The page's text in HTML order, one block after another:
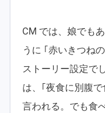
CM では、娘でも
うに ｢赤いきつね
ストーリー設定で
は、｢夜食に別腹
言われる。でも食